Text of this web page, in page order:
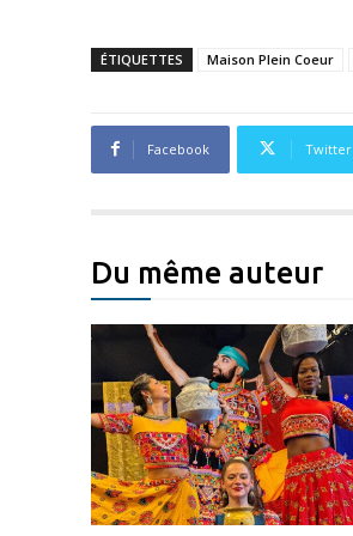
ÉTIQUETTES Maison Plein Coeur
Facebook Twitter
Du même auteur